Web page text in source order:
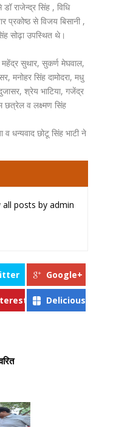
राजेन्द्र सिंह , विधि
प्रकोष्ठ से विजय बिसानी ,
सोढ़ा उपस्थित थे।
सुथार, सुकर्ण मेघवाल,
मनोहर सिंह दामोदरा, मधु
श्रेय भाटिया, गजेंद्र
छत्रेल व लक्ष्मण सिंह
धन्यवाद छोटू सिंह भाटी ने
all posts by admin
Google+
Delicious